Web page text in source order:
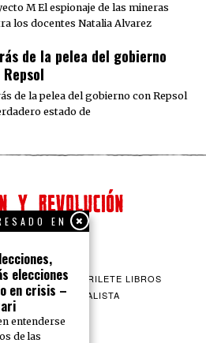
M El espionaje de las mineras
los docentes Natalia Alvarez
de la pelea del gobierno
de la pelea del gobierno con Repsol
estado de
BARRILETE LIBROS
VÍA SOCIALISTA
EN
elecciones
en crisis –
entenderse
de las